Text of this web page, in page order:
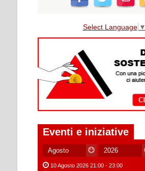
Select Language ▼
Eventi e iniziative
10 Agosto 2026 21:00 - 23:00